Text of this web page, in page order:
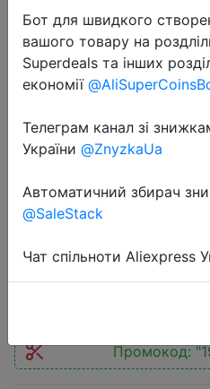
Smartphone
64GB, Helio G85,
battery 7000
W with double
Промокод:
Бот для швидкого
вашого товару на
Superdeals та інших
економії
Телеграм канал зі
України @ZnyzkaUa
Автоматичний збирач
@SaleStack
Чат спільноти Aliexpress